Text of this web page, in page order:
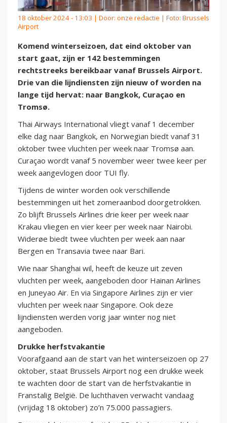
18 oktober 2024 - 13:03 | Door: onze redactie | Foto: Brussels
Airport
Komend winterseizoen, dat eind oktober van
start gaat, zijn er 142 bestemmingen
rechtstreeks bereikbaar vanaf Brussels Airport.
Drie van die lijndiensten zijn nieuw of worden na
lange tijd hervat: naar Bangkok, Curaçao en
Tromsø.
Thai Airways International vliegt vanaf 1 december
elke dag naar Bangkok, en Norwegian biedt vanaf 31
oktober twee vluchten per week naar Tromsø aan.
Curaçao wordt vanaf 5 november weer twee keer per
week aangevlogen door TUI fly.
Tijdens de winter worden ook verschillende
bestemmingen uit het zomeraanbod doorgetrokken.
Zo blijft Brussels Airlines drie keer per week naar
Krakau vliegen en vier keer per week naar Nairobi.
Widerøe biedt twee vluchten per week aan naar
Bergen en Transavia twee naar Bari.
Wie naar Shanghai wil, heeft de keuze uit zeven
vluchten per week, aangeboden door Hainan Airlines
en Juneyao Air. En via Singapore Airlines zijn er vier
vluchten per week naar Singapore. Ook deze
lijndiensten werden vorig jaar winter nog niet
aangeboden.
Drukke herfstvakantie
Voorafgaand aan de start van het winterseizoen op 27
oktober, staat Brussels Airport nog een drukke week
te wachten door de start van de herfstvakantie in
Franstalig België. De luchthaven verwacht vandaag
(vrijdag 18 oktober) zo’n 75.000 passagiers.